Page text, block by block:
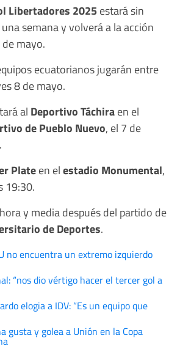
Libertadores 2025estará sin
semana y volverá a la acción
mayo.
ecuatorianos jugarán entre
8 de mayo.
al Deportivo Táchiraen el
de Pueblo Nuevo, el 7 de
Plateen elestadio Monumental,
19:30.
y media después del partido de
de Deportes.
no encuentra un extremo izquierdo
“nos dio vértigo hacer el tercer gol a
elogia a IDV: “Es un equipo que
gusta y golea a Unión en la Copa